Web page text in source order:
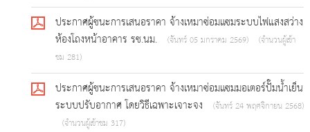
ประกาศผู้ชนะการเสนอราคา จ้างเหมาซ่อมแซมระบบไฟแสงสว่าง
ห้องโถงหน้าอาคาร รช.นม.
(จันทร์ 05 มกราคม 2569)
(จำนวนผู้เข้า
ชม 281)
ประกาศผู้ชนะการเสนอราคา จ้างเหมาซ่อมแซมมอเตอร์ปั๊มน้ำเย็น
ระบบปรับอากาศ โดยวิธีเฉพาะเจาะจง
(จันทร์ 24 พฤศจิกายน 2568)
(จำนวนผู้เข้าชม 317)